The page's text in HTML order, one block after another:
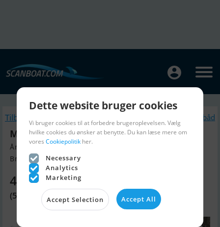
Tilbage Lignende Motorbåd
Maxum 3300 SCR
Årgang 2000, Motorbåd til salg
Brandenburg an der Havel, Tyskl...
410.580 DKK
(55.000 EUR)
Dette website bruger cookies
Vi bruger cookies til at forbedre brugeroplevelsen. Vælg
hvilke cookies du ønsker at benytte. Du kan læse mere om
vores Cookiepolitik her.
Necessary
Analytics
Marketing
Accept Selection Accept All